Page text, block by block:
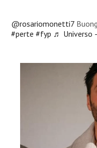
@rosariomonetti7
#perte #fyp ♬ Universo